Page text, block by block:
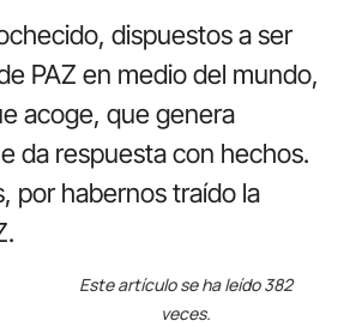
dispuestos a ser
PAZ en medio del mundo,
acoge, que genera
da respuesta con hechos.
por habernos traído la
Este artículo se ha leído 382
veces.